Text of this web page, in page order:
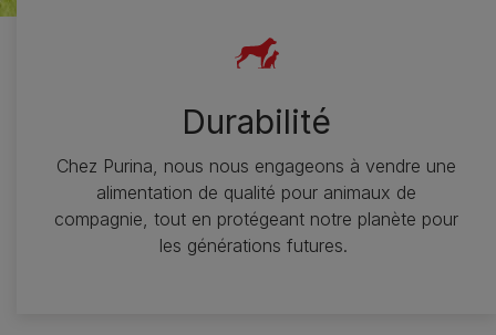
Durabilité
Chez Purina, nous nous engageons à vendre une
alimentation de qualité pour animaux de
compagnie, tout en protégeant notre planète pour
les générations futures.